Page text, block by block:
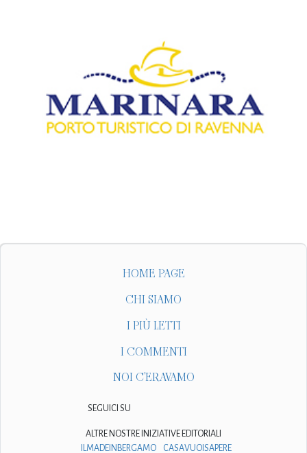
HOME PAGE
CHI SIAMO
I PIÙ LETTI
I COMMENTI
NOI C'ERAVAMO
SEGUICI SU
ALTRE NOSTRE INIZIATIVE EDITORIALI
ILMADEINBERGAMO
CASAVUOISAPERE